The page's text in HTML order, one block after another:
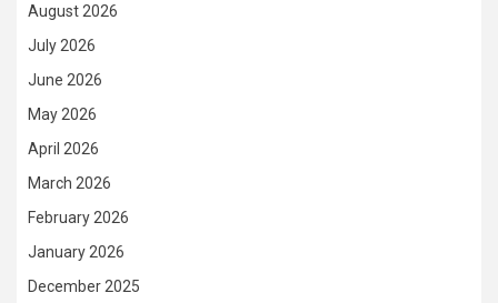
August 2026
July 2026
June 2026
May 2026
April 2026
March 2026
February 2026
January 2026
December 2025